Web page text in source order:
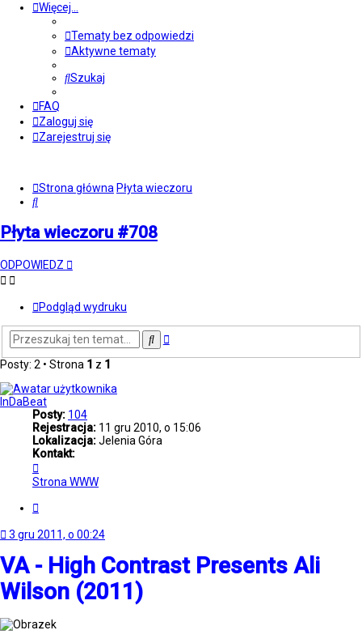
Więcej…
Tematy bez odpowiedzi
Aktywne tematy
Szukaj
FAQ
Zaloguj się
Zarejestruj się
Strona główna Płyta wieczoru
Szukaj
Płyta wieczoru #708
ODPOWIEDZ
Podgląd wydruku
SzukajWyszukiwanie
zaawansowane
Posty: 2 • Strona 1 z 1
InDaBeat
Posty: 104
Rejestracja: 11 gru 2010, o 15:06
Lokalizacja:Jelenia Góra
Kontakt:
się
z
Strona WWW
3 gru 2011, o 00:24
VA - High Contrast Presents Ali
Wilson (2011)